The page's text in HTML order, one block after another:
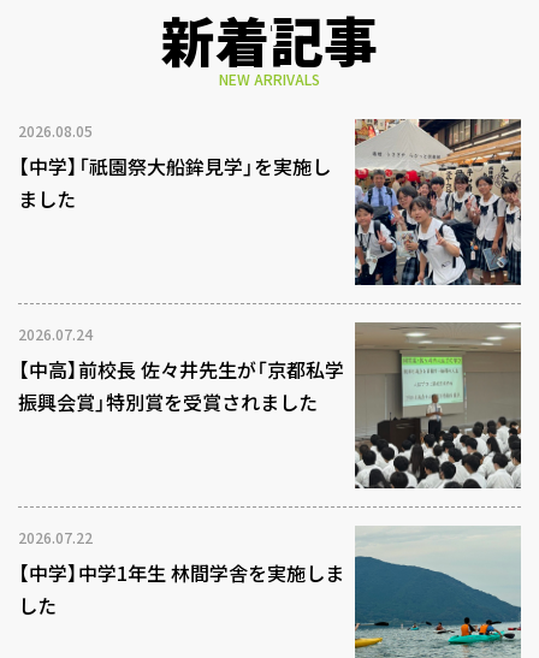
新着記事
NEW ARRIVALS
2026.08.05
【中学】「祇園祭大船鉾見学」を実施し
ました
2026.07.24
【中高】前校長 佐々井先生が「京都私学
振興会賞」特別賞を受賞されました
2026.07.22
【中学】中学1年生 林間学舎を実施しま
した